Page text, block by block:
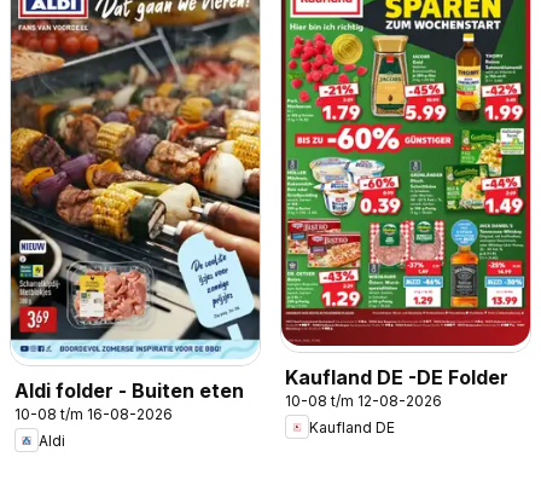
Aldi folder - Buiten eten
10-08 t/m 16-08-2026
Aldi
Kaufland DE -DE Folder
10-08 t/m 12-08-2026
Kaufland DE